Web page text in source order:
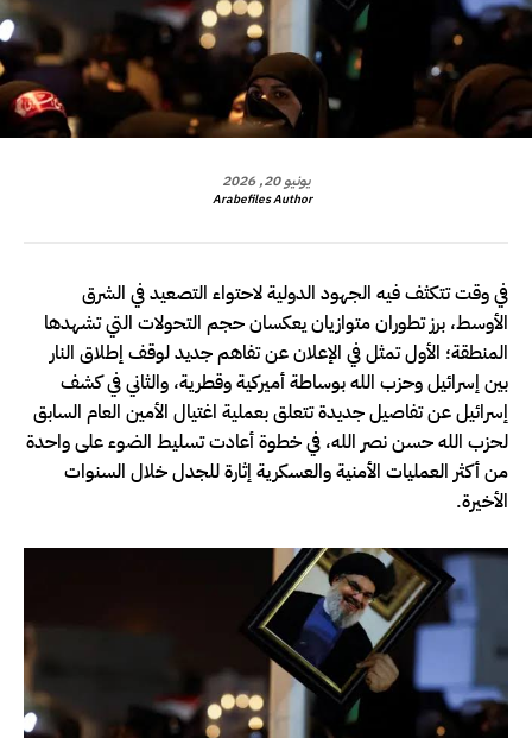
يونيو 20, 2026
Arabefiles Author
في وقت تتكثف فيه الجهود الدولية لاحتواء التصعيد في الشرق
الأوسط، برز تطوران متوازيان يعكسان حجم التحولات التي تشهدها
المنطقة؛ الأول تمثل في الإعلان عن تفاهم جديد لوقف إطلاق النار
بين إسرائيل وحزب الله بوساطة أميركية وقطرية، والثاني في كشف
إسرائيل عن تفاصيل جديدة تتعلق بعملية اغتيال الأمين العام السابق
لحزب الله حسن نصر الله، في خطوة أعادت تسليط الضوء على واحدة
من أكثر العمليات الأمنية والعسكرية إثارة للجدل خلال السنوات
الأخيرة.